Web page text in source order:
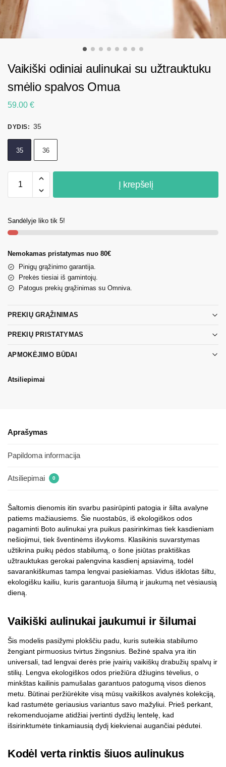
Vaikiški odiniai aulinukai su užtrauktuku
smėlio spalvos Omua
59.00 €
DYDIS: 35
35 36
Į krepšelį
Sandėlyje liko tik 5!
Nemokamas pristatymas nuo 80€
Pinigų grąžinimo garantija.
Prekės tiesiai iš gamintojų.
Patogus prekių grąžinimas su Omniva.
PREKIŲ GRĄŽINIMAS
PREKIŲ PRISTATYMAS
APMOKĖJIMO BŪDAI
Atsiliepimai
Aprašymas
Papildoma informacija
Atsiliepimai 0
Šaltomis dienomis itin svarbu pasirūpinti patogia ir šilta avalyne
patiems mažiausiems. Šie nuostabūs, iš ekologiškos odos
pagaminti Boto aulinukai yra puikus pasirinkimas tiek kasdieniam
nešiojimui, tiek šventinėms išvykoms. Klasikinis suvarstymas
užtikrina puikų pėdos stabilumą, o šone įsiūtas praktiškas
užtrauktukas gerokai palengvina kasdienį apsiavimą, todėl
savarankiškumas tampa lengvai pasiekiamas. Vidus išklotas šiltu,
ekologišku kailiu, kuris garantuoja šilumą ir jaukumą net vėsiausią
dieną.
Vaikiški aulinukai jaukumui ir šilumai
Šis modelis pasižymi plokščiu padu, kuris suteikia stabilumo
žengiant pirmuosius tvirtus žingsnius. Bežinė spalva yra itin
universali, tad lengvai derės prie įvairių vaikiškų drabužių spalvų ir
stilių. Lengva ekologiškos odos priežiūra džiugins tėvelius, o
minkštas kailinis pamušalas garantuos patogumą visos dienos
metu. Būtinai peržiūrėkite visą mūsų vaikiškos avalynės kolekciją,
kad rastumėte geriausius variantus savo mažyliui. Prieš perkant,
rekomenduojame atidžiai įvertinti dydžių lentelę, kad
išsirinktumėte tinkamiausią dydį kiekvienai augančiai pėdutei.
Kodėl verta rinktis šiuos aulinukus